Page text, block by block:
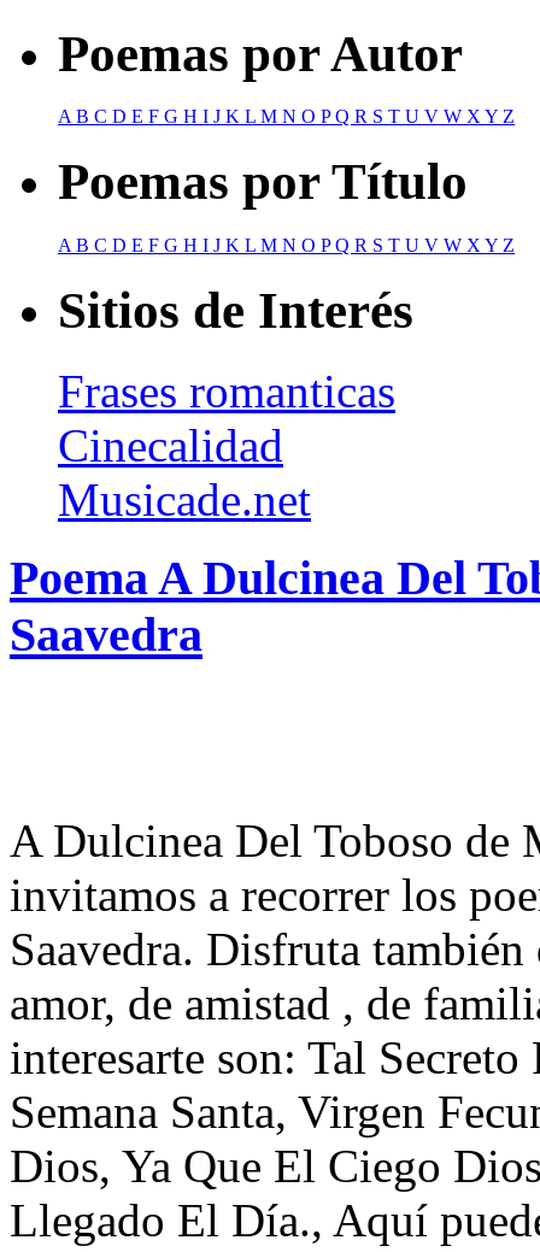
Poemas por Autor
AB C D E F G H I J K L M N O PQ R S T U V W XY Z
Poemas por Título
A B C D E F G H I J K L M N O PQ R S T U V W X Y Z
Sitios de Interés
Frases romanticas
Cinecalidad
Musicade.net
Poema A Dulcinea Del
Saavedra
A Dulcinea Del Toboso de
invitamos a recorrer los
Saavedra. Disfruta
amor, de amistad , de
interesarte son: Tal
Semana Santa, Virgen
Dios, Ya Que El Ciego
Llegado El Día., Aquí